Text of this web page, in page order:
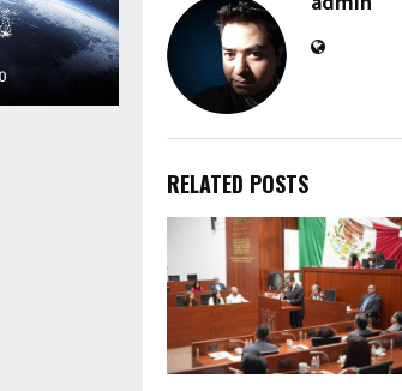
RELATED POSTS